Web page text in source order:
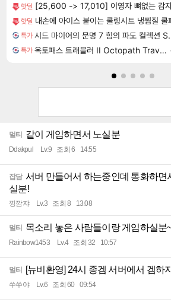
핫딜 [25,600 -> 17,010] 이영자 뼈없는 감
핫딜 내손에 아이스 붙이는 쿨링시트 냉찜질
특가 시드 마이어의 문명 7
특가 옥토패스 트래블러 II Octopath Traveler II
멀티 같이 게임하면서 노실분
Ddakpul Lv.9 조회 6 14:55
잡담 서버 만들어서 하는중인데 통화하면
실분!
낑깜쟈 Lv.3 조회 8 13:08
멀티 목소리 놓은 사람들이랑 게임하실분
Rainbow1453 Lv.4 조회 32 10:57
멀티 [뉴비환영] 24시 종겜 서버에서 겜하
쑤쑤야 Lv.6 조회 60 09:54